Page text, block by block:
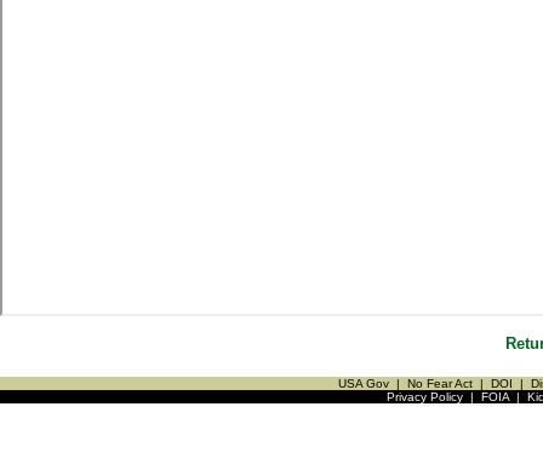
USA Gov | No Fear Act | DOI |
Privacy Policy| FOIA|